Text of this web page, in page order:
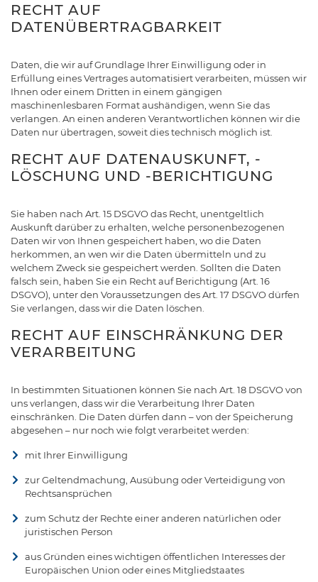
RECHT AUF
DATENÜBERTRAGBARKEIT
Daten, die wir auf Grundlage Ihrer Einwilligung oder in
Erfüllung eines Vertrages automatisiert verarbeiten, müssen wir
Ihnen oder einem Dritten in einem gängigen
maschinenlesbaren Format aushändigen, wenn Sie das
verlangen. An einen anderen Verantwortlichen können wir die
Daten nur übertragen, soweit dies technisch möglich ist.
RECHT AUF DATENAUSKUNFT, -
LÖSCHUNG UND -BERICHTIGUNG
Sie haben nach Art. 15 DSGVO das Recht, unentgeltlich
Auskunft darüber zu erhalten, welche personenbezogenen
Daten wir von Ihnen gespeichert haben, wo die Daten
herkommen, an wen wir die Daten übermitteln und zu
welchem Zweck sie gespeichert werden. Sollten die Daten
falsch sein, haben Sie ein Recht auf Berichtigung (Art. 16
DSGVO), unter den Voraussetzungen des Art. 17 DSGVO dürfen
Sie verlangen, dass wir die Daten löschen.
RECHT AUF EINSCHRÄNKUNG DER
VERARBEITUNG
In bestimmten Situationen können Sie nach Art. 18 DSGVO von
uns verlangen, dass wir die Verarbeitung Ihrer Daten
einschränken. Die Daten dürfen dann – von der Speicherung
abgesehen – nur noch wie folgt verarbeitet werden:
mit Ihrer Einwilligung
zur Geltendmachung, Ausübung oder Verteidigung von
Rechtsansprüchen
zum Schutz der Rechte einer anderen natürlichen oder
juristischen Person
aus Gründen eines wichtigen öffentlichen Interesses der
Europäischen Union oder eines Mitgliedstaates